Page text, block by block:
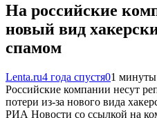
На российские
новый вид
спамом
Lenta.ru4 года спустя01 минуты
Российские компании несут
потери из-за нового вида
РИА Новости со ссылкой на